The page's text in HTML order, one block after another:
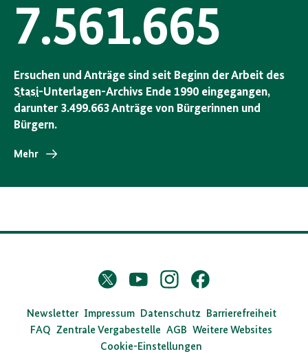
7.561.665
Ersuchen und Anträge sind seit Beginn der Arbeit des
Stasi-Unterlagen-Archivs Ende 1990 eingegangen,
darunter 3.499.663 Anträge von Bürgerinnen und
Bürgern.
Mehr
D
s
B
Twitter
X
YouTubeInstagramFacebook
Newsletter Impressum Datenschutz
Barrierefreiheit
FAQ Zentrale Vergabestelle AGB Weitere Websites
Cookie-Einstellungen